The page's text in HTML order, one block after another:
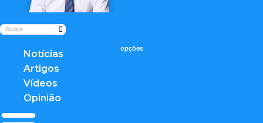
Notícias
Artigos
Vídeos
Opinião